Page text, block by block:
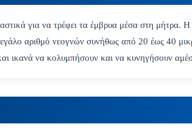
για να τρέφει τα έμβρυα μέσα στη μήτρα. Η
αριθμό νεογνών συνήθως από 20 έως 40
ικανά να κολυμπήσουν και να κυνηγήσουν